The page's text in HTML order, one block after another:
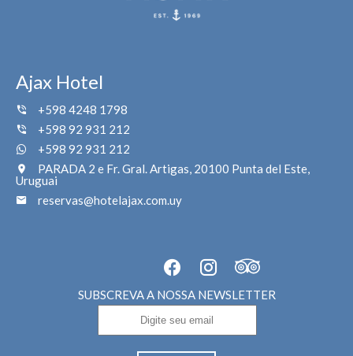
Ajax Hotel
+598 4248 1798
+598 92 931 212
+598 92 931 212
PARADA 2 e Fr. Gral. Artigas, 20100 Punta del Este,
Uruguai
reservas@hotelajax.com.uy
SUBSCREVA A NOSSA NEWSLETTER